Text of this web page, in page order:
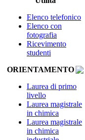
Elenco telefonico
Elenco con
fotografia
Ricevimento
studenti
ORIENTAMENTO
Laurea di primo
livello
Laurea magistrale
in chimica
Laurea magistrale
in chimica